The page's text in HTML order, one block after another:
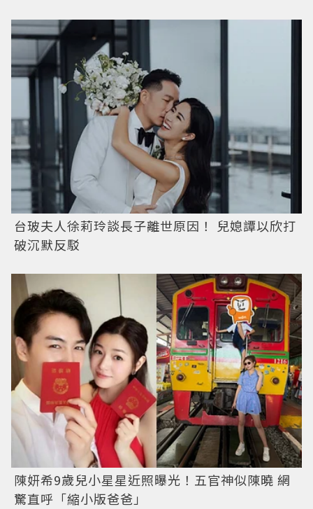
台玻夫人徐莉玲談長子離世原因！ 兒媳譚以欣打
破沉默反駁
陳妍希9歲兒小星星近照曝光！五官神似陳曉 網
驚直呼「縮小版爸爸」